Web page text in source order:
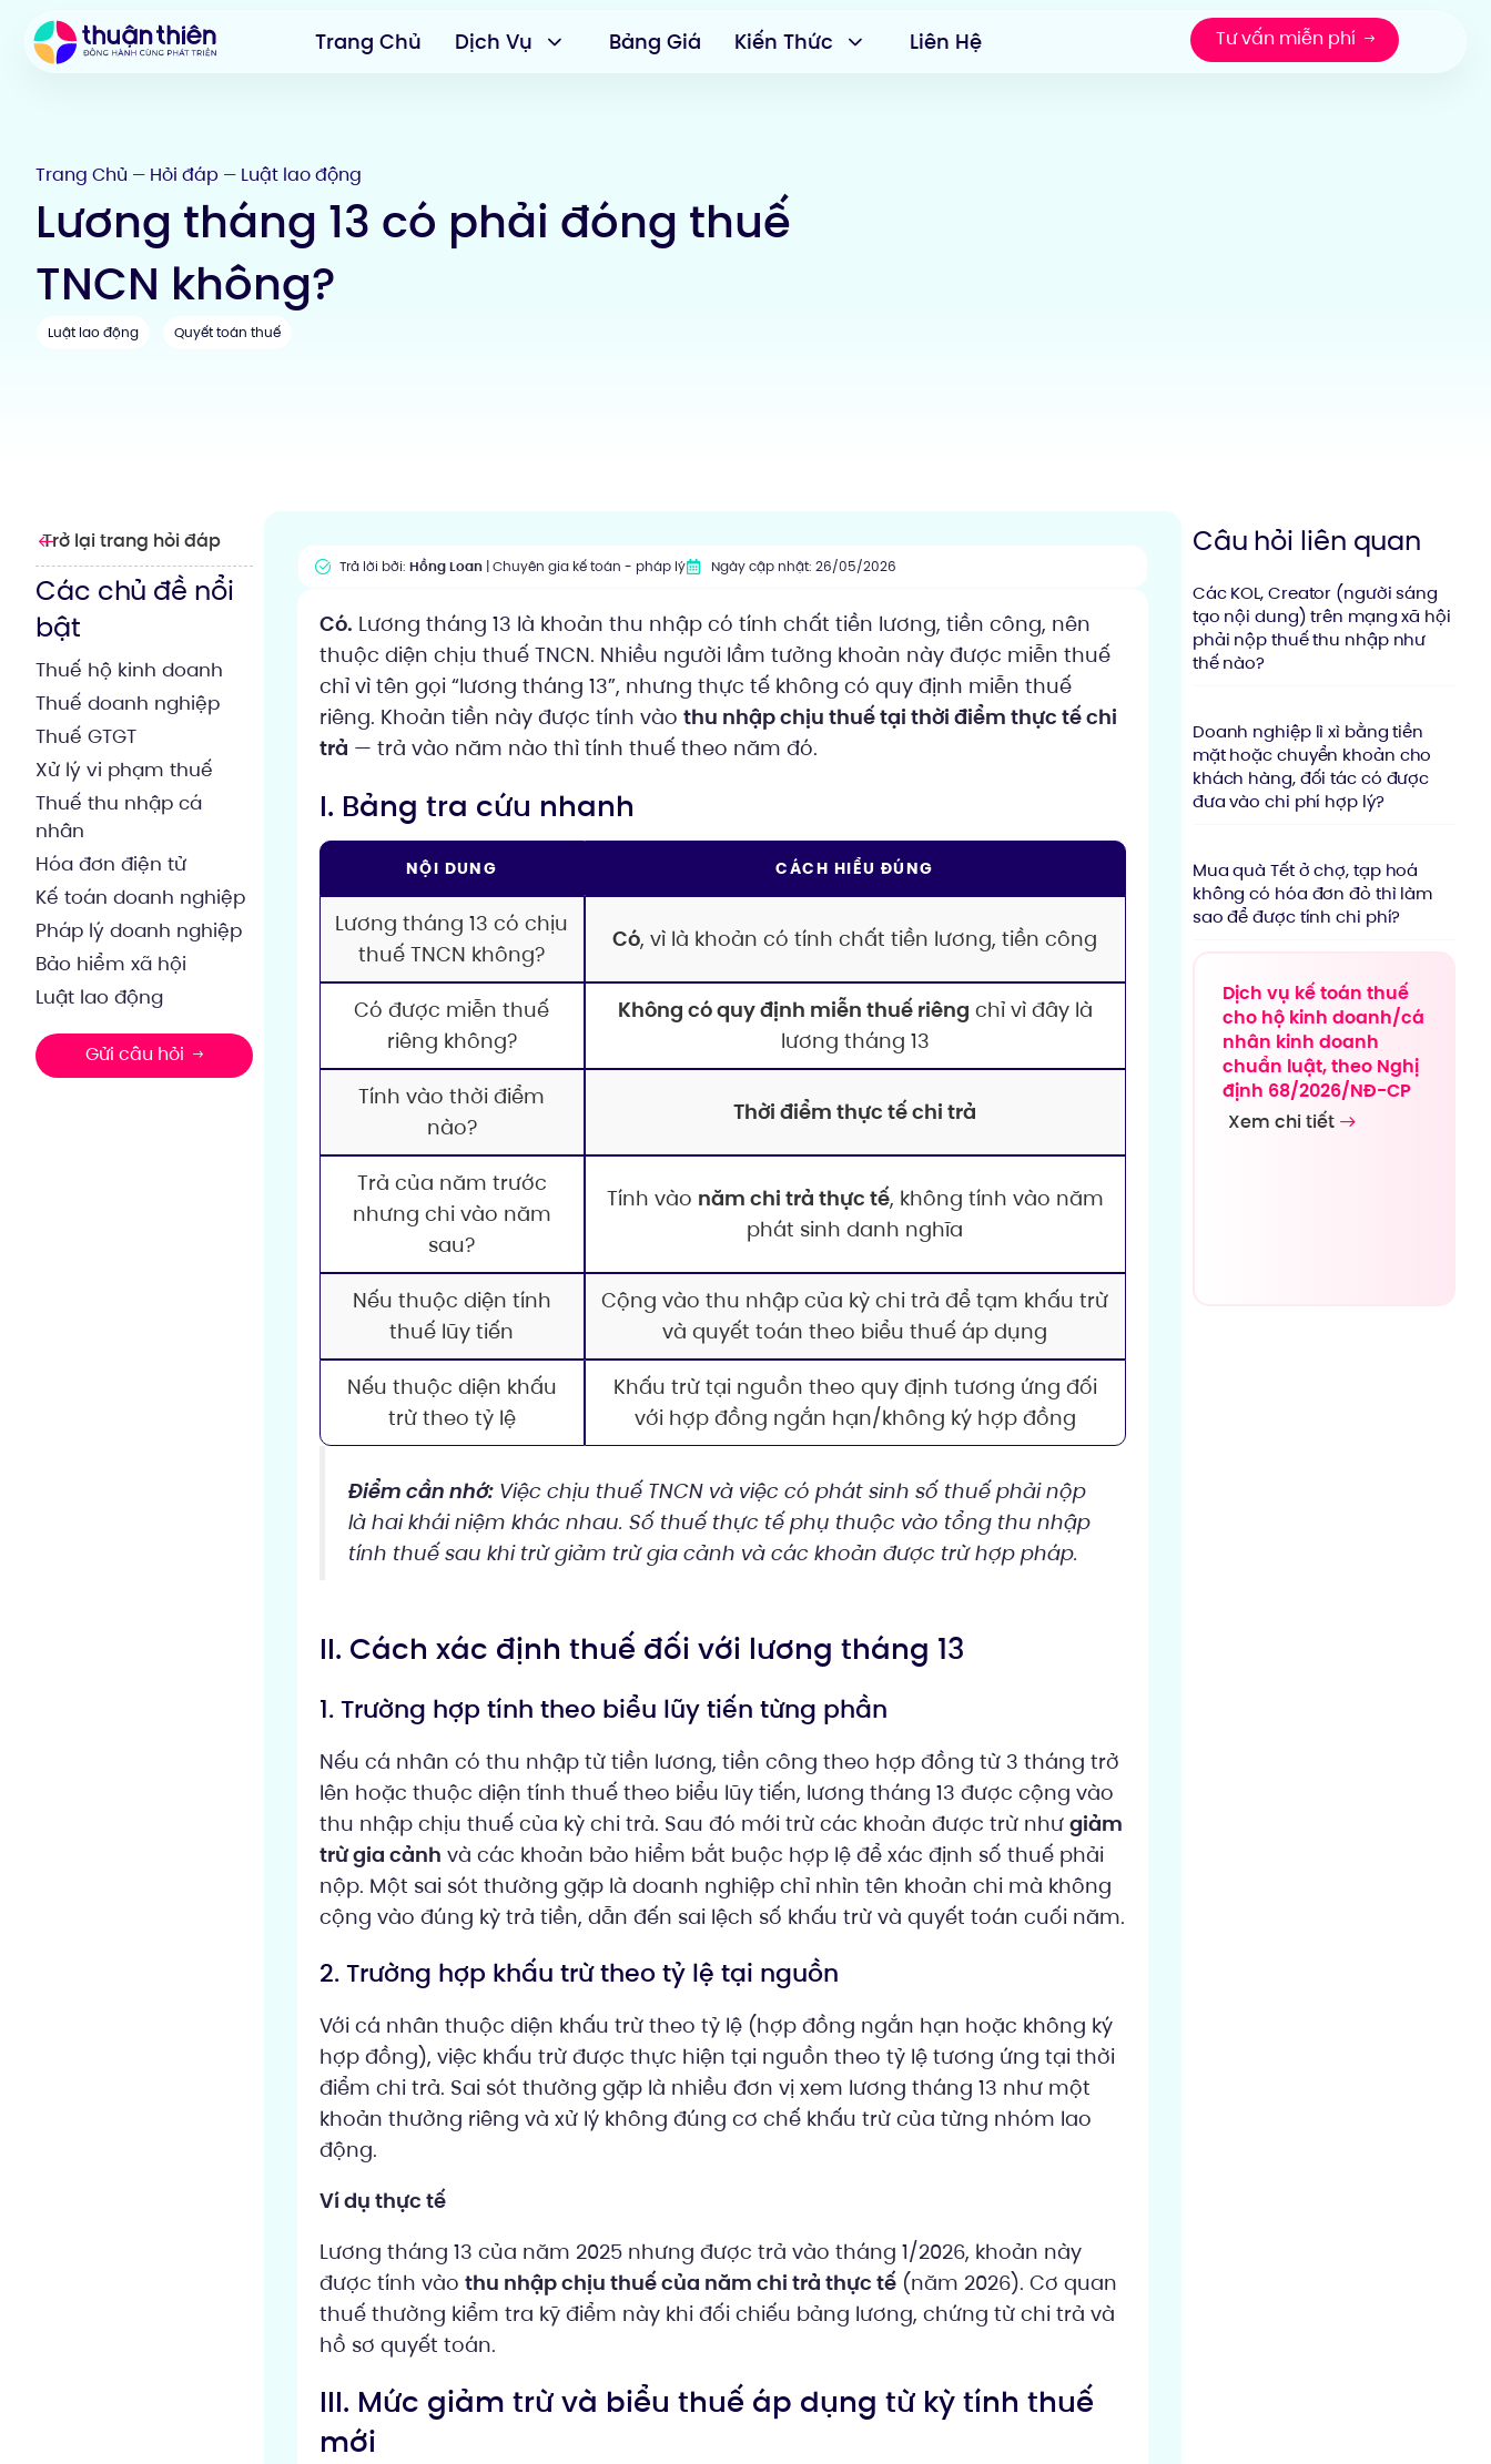
Trang Chủ Dịch Vụ Bảng Giá Kiến Thức Liên Hệ Tư vấn miễn phí
Trang Chủ — Hỏi đáp — Luật lao động
Lương tháng 13 có phải đóng thuế
TNCN không?
Luật lao động Quyết toán thuế
Trở lại trang hỏi đáp
Các chủ đề nổi
bật
Thuế hộ kinh doanh
Thuế doanh nghiệp
Thuế GTGT
Xử lý vi phạm thuế
Thuế thu nhập cá
nhân
Hóa đơn điện tử
Kế toán doanh nghiệp
Pháp lý doanh nghiệp
Bảo hiểm xã hội
Luật lao động
Gửi câu hỏi
Trả lời bởi:Hồng Loan | Chuyên gia kế toán - pháp lý Ngày cập nhật: 26/05/2026
Có. Lương tháng 13 là khoản thu nhập có tính chất tiền lương, tiền công, nên
thuộc diện chịu thuế TNCN. Nhiều người lầm tưởng khoản này được miễn thuế
chỉ vì tên gọi “lương tháng 13”, nhưng thực tế không có quy định miễn thuế
riêng. Khoản tiền này được tính vào thu nhập chịu thuế tại thời điểm thực tế chi
trả — trả vào năm nào thì tính thuế theo năm đó.
I. Bảng tra cứu nhanh
NỘI DUNG CÁCH HIỂU ĐÚNG
Lương tháng 13 có chịu
thuế TNCN không?
Có, vì là khoản có tính chất tiền lương, tiền công
Có được miễn thuế
riêng không?
Không có quy định miễn thuế riêng chỉ vì đây là
lương tháng 13
Tính vào thời điểm
nào?
Thời điểm thực tế chi trả
Trả của năm trước
nhưng chi vào năm
sau?
Tính vào năm chi trả thực tế, không tính vào năm
phát sinh danh nghĩa
Nếu thuộc diện tính
thuế lũy tiến
Cộng vào thu nhập của kỳ chi trả để tạm khấu trừ
và quyết toán theo biểu thuế áp dụng
Nếu thuộc diện khấu
trừ theo tỷ lệ
Khấu trừ tại nguồn theo quy định tương ứng đối
với hợp đồng ngắn hạn/không ký hợp đồng
Điểm cần nhớ:Việc chịu thuế TNCN và việc có phát sinh số thuế phải nộp
là hai khái niệm khác nhau. Số thuế thực tế phụ thuộc vào tổng thu nhập
tính thuế sau khi trừ giảm trừ gia cảnh và các khoản được trừ hợp pháp.
II. Cách xác định thuế đối với lương tháng 13
1. Trường hợp tính theo biểu lũy tiến từng phần
Nếu cá nhân có thu nhập từ tiền lương, tiền công theo hợp đồng từ 3 tháng trở
lên hoặc thuộc diện tính thuế theo biểu lũy tiến, lương tháng 13 được cộng vào
thu nhập chịu thuế của kỳ chi trả. Sau đó mới trừ các khoản được trừ như giảm
trừ gia cảnh và các khoản bảo hiểm bắt buộc hợp lệ để xác định số thuế phải
nộp. Một sai sót thường gặp là doanh nghiệp chỉ nhìn tên khoản chi mà không
cộng vào đúng kỳ trả tiền, dẫn đến sai lệch số khấu trừ và quyết toán cuối năm.
2. Trường hợp khấu trừ theo tỷ lệ tại nguồn
Với cá nhân thuộc diện khấu trừ theo tỷ lệ (hợp đồng ngắn hạn hoặc không ký
hợp đồng), việc khấu trừ được thực hiện tại nguồn theo tỷ lệ tương ứng tại thời
điểm chi trả. Sai sót thường gặp là nhiều đơn vị xem lương tháng 13 như một
khoản thưởng riêng và xử lý không đúng cơ chế khấu trừ của từng nhóm lao
động.
Ví dụ thực tế
Lương tháng 13 của năm 2025 nhưng được trả vào tháng 1/2026, khoản này
được tính vào thu nhập chịu thuế của năm chi trả thực tế(năm 2026). Cơ quan
thuế thường kiểm tra kỹ điểm này khi đối chiếu bảng lương, chứng từ chi trả và
hồ sơ quyết toán.
III. Mức giảm trừ và biểu thuế áp dụng từ kỳ tính thuế
mới
Câu hỏi liên quan
Các KOL, Creator (người sáng
tạo nội dung) trên mạng xã hội
phải nộp thuế thu nhập như
thế nào?
Doanh nghiệp lì xì bằng tiền
mặt hoặc chuyển khoản cho
khách hàng, đối tác có được
đưa vào chi phí hợp lý?
Mua quà Tết ở chợ, tạp hoá
không có hóa đơn đỏ thì làm
sao để được tính chi phí?
Dịch vụ kế toán thuế
cho hộ kinh doanh/cá
nhân kinh doanh
chuẩn luật, theo Nghị
định 68/2026/NĐ-CP
Xem chi tiết